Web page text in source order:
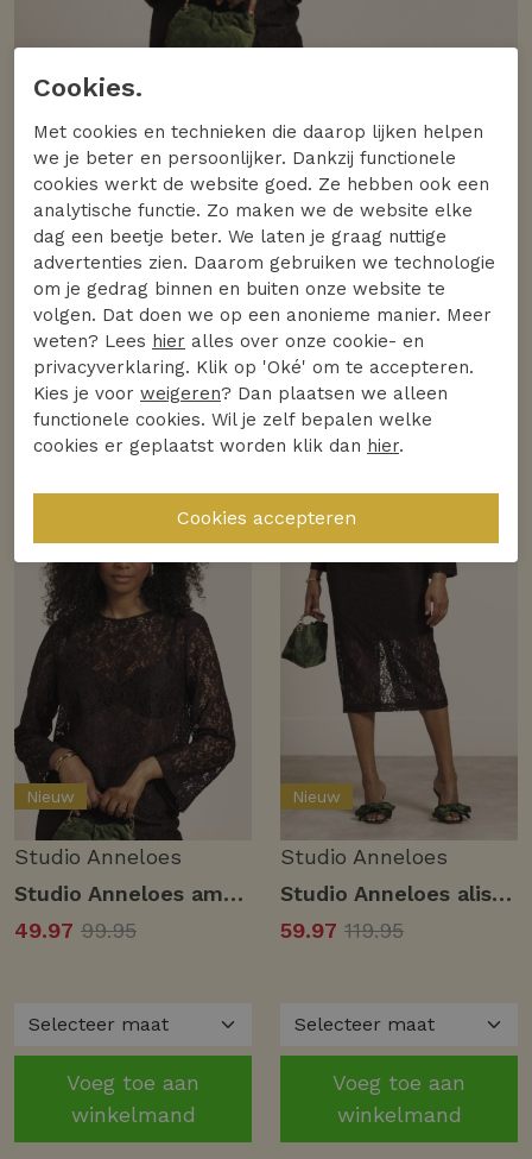
Nieuw
Studio Anneloes
Studio Anneloes amaya lace top 13757 T-shirt Lange mouw 8700 espresso
49.97 99.95
Voeg toe aan
winkelmand
Nieuw
Studio Anneloes
Studio Anneloes alissa lace skirt 13758 8700 espresso
59.97 119.95
Voeg toe aan
winkelmand
Cookies.
Met cookies en technieken die daarop lijken helpen
we je beter en persoonlijker. Dankzij functionele
cookies werkt de website goed. Ze hebben ook een
analytische functie. Zo maken we de website elke
dag een beetje beter. We laten je graag nuttige
advertenties zien. Daarom gebruiken we technologie
om je gedrag binnen en buiten onze website te
volgen. Dat doen we op een anonieme manier. Meer
weten? Lees hier alles over onze cookie- en
privacyverklaring. Klik op 'Oké' om te accepteren.
Kies je voor weigeren? Dan plaatsen we alleen
functionele cookies. Wil je zelf bepalen welke
cookies er geplaatst worden klik dan hier.